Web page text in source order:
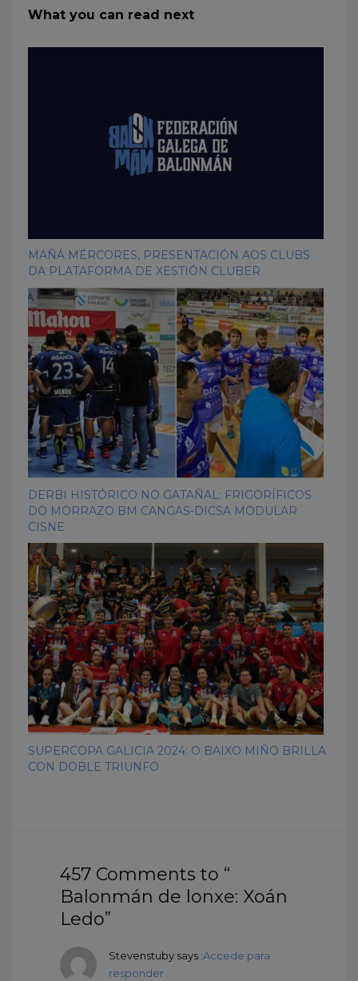
What you can read next
MAÑÁ MÉRCORES, PRESENTACIÓN AOS CLUBS
DA PLATAFORMA DE XESTIÓN CLUBER
DERBI HISTÓRICO NO GATAÑAL: FRIGORÍFICOS
DO MORRAZO BM CANGAS-DICSA MODULAR
CISNE
SUPERCOPA GALICIA 2024: O BAIXO MIÑO BRILLA
CON DOBLE TRIUNFO
457 Comments to “
Balonmán de lonxe: Xoán
Ledo”
Stevenstuby says :Accede para
responder